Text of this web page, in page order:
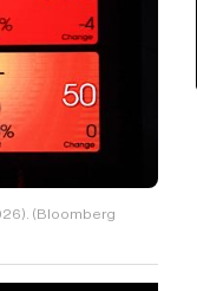
(Bloomberg